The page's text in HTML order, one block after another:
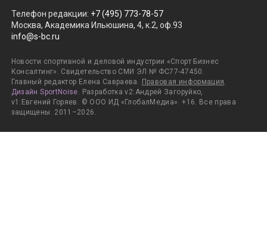
Телефон редакции: +7 (495) 773-78-57
Москва, Академика Ильюшина, 4, к.2, оф.93
info@s-bc.ru
Новости спортивной и деловой индустрии «Спорт Бизнес
Консалтинг». Свидетельство СМИ ЭЛ № ФС77-47450.
Главный редактор Елена Савраева. Правовая информация.
Дизайн SportNoise. Разработка v2:Андрей Загоруйко,
v1:Евгений Горяев. © ООО ИД «ГлобалМедиа». +16. Все права
защищены. 2011–2026.